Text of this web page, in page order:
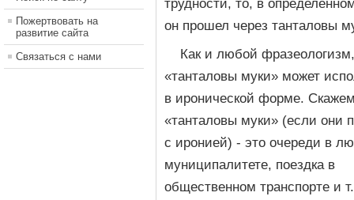
Пожертвовать на
развитие сайта
Связаться с нами
трудности, то, в
он прошел через танталовы
Как и любой
«танталовы муки» может
в иронической форме.
«танталовы муки» (если они
с иронией) - это очереди в
муниципалитете, поездка в
общественном транспорте и